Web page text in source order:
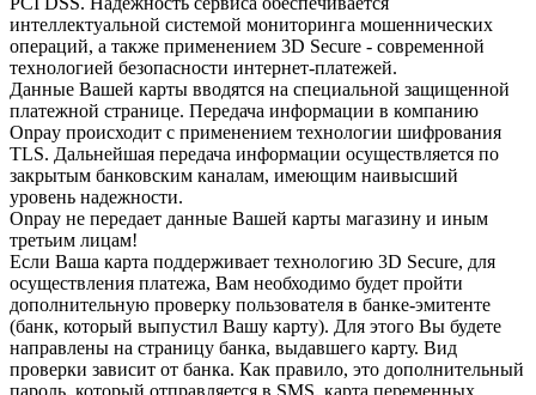
интеллектуальной системой мониторинга мошеннических
операций, а также применением 3D Secure - современной
технологией безопасности интернет-платежей.
Данные Вашей карты вводятся на специальной защищенной
платежной странице. Передача информации в компанию
Onpay происходит с применением технологии шифрования
TLS. Дальнейшая передача информации осуществляется по
закрытым банковским каналам, имеющим наивысший
уровень надежности.
Onpay не передает данные Вашей карты магазину и иным
третьим лицам!
Если Ваша карта поддерживает технологию 3D Secure, для
осуществления платежа, Вам необходимо будет пройти
дополнительную проверку пользователя в банке-эмитенте
(банк, который выпустил Вашу карту). Для этого Вы будете
направлены на страницу банка, выдавшего карту. Вид
проверки зависит от банка. Как правило, это дополнительный